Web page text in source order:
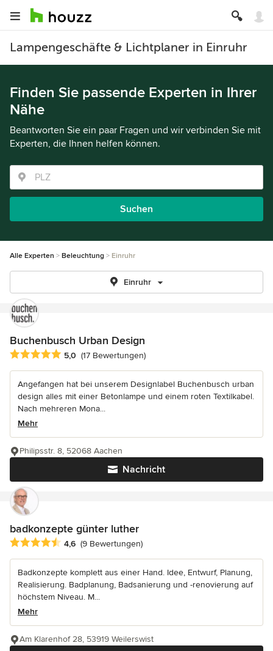
Lampengeschäfte & Lichtplaner in Einruhr
Finden Sie passende Experten in Ihrer
Nähe
Beantworten Sie ein paar Fragen und wir verbinden Sie mit
Experten, die Ihnen helfen können.
Suchen
Alle Experten Beleuchtung Einruhr
Einruhr
Buchenbusch Urban Design
Durchschnittliche Bewertung: 5 von 5 Sternen
5,0 (17 Bewertungen)
Angefangen hat bei unserem Designlabel Buchenbusch urban
design alles mit einer Betonlampe und einem roten Textilkabel.
Nach mehreren Mona...
Mehr
Nachricht
Philipsstr. 8, 52068 Aachen
badkonzepte günter luther
Durchschnittliche Bewertung: 4.6 von 5 Sternen
4,6 (9 Bewertungen)
Badkonzepte komplett aus einer Hand. Idee, Entwurf, Planung,
Realisierung. Badplanung, Badsanierung und -renovierung auf
höchstem Niveau. M...
Mehr
Am Klarenhof 28, 53919 Weilerswist